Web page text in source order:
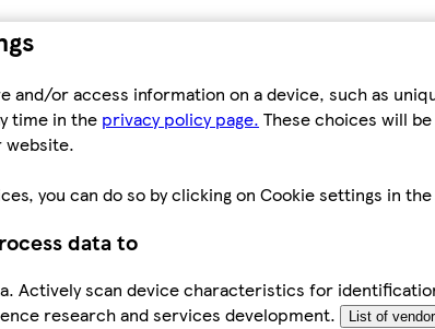
and/or access information on a device, such as
time in the privacy policy page. These choices will
website.
you can do so by clicking on Cookie settings in
data to
Actively scan device characteristics for
research and services development.
List of